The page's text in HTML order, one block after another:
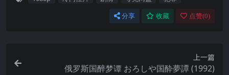
分享 收藏 点赞(0)
上一篇
俄罗斯国醉梦谭 おろしや国酔夢譚 (1992)